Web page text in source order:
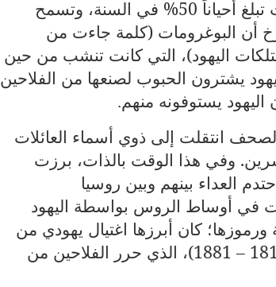
وكانوا يقومون بإقراض الروس أموالاً بنسبة ربوية كانت تبلغ أحياناً 50% في السنة، وتسمح
أن البوغرومات (كلمة جاءت من
اليهود)، التي كانت تنشب من حين
يشترون الحبوب لصنعها من الفلاحين
يستوفونه منهم.
انتقلت إلى ذوي أسماء العائلات
وفي هذا الوقت بالذات، برزت
العداء بينهم وبين روسيا
في أوساط الروس بواسطة اليهود
كان أبرزها اغتيال يهودي من
«الأحرار الشعبيين» القيصر المصلح ألكسندر الثاني (1818 – 1881)، الذي حرر الفلاحين من